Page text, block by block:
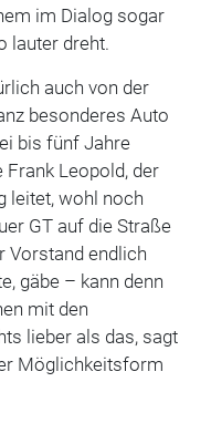
im Dialog sogar
lauter dreht.
auch von der
besonderes Auto
bis fünf Jahre
Leopold, der
leitet, wohl noch
GT auf die Straße
Vorstand endlich
gäbe – kann denn
mit den
lieber als das, sagt
Möglichkeitsform